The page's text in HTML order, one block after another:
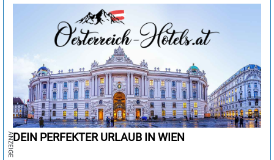
DEIN PERFEKTER URLAUB IN WIEN